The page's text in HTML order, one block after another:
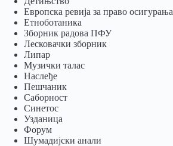
Европска ревија за право осигурања
Eтноботаника
Зборник радова ПФУ
Лесковачки зборник
Липар
Музички талас
Наслеђе
Пешчаник
Саборност
Синетос
Узданица
Форум
Шумадијски анали